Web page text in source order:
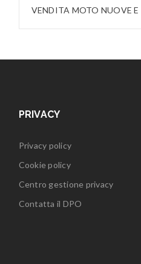
VENDITA MOTO NUOVE E
PRIVACY
Privacy policy
Cookie policy
Centro gestione privacy
Contatta il DPO